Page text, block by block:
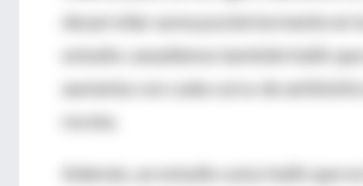
desarrollar asma posteriormente en la
estudio canadiense también halló
aumenta con cada curso de
receta.
Además, un estudio suizo halló que